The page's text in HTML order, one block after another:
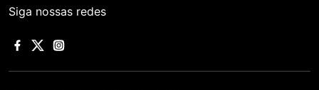
Siga nossas redes